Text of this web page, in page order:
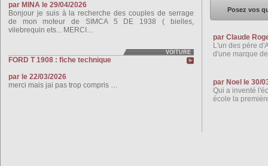
par MINA le 29/04/2026
Bonjour je suis à la recherche des couples de serrage
de mon moteur de SIMCA 5 DE 1938 ( bielles,
vilebrequin ets... MERCI…
VOITURE
FORD T 1908 : fiche technique
par le 22/03/2026
merci mais jai pas trop compris …
Posez vos
par Claude
L'un des père
d'une marque
par Noel le 30/
Qui a inventé
école la